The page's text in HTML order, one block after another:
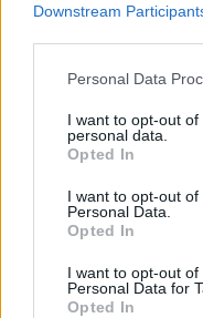
Downstream
Please note that this
not limited to your visit
grant or deny consent
use your data for
consent section.
Personal Data
I want to opt-out
personal data.
Opted In
I want to opt-out
Personal Data.
Opted In
I want to opt-out
Personal Data for
Opted In
Egészségkalauz
Egészségkalauz
Zárva lesznek a
rendelők és
egészségügyi
Semmelweis-napon.